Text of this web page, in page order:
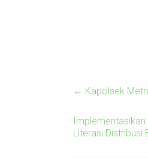
← Kapolsek
Literasi Distribusi